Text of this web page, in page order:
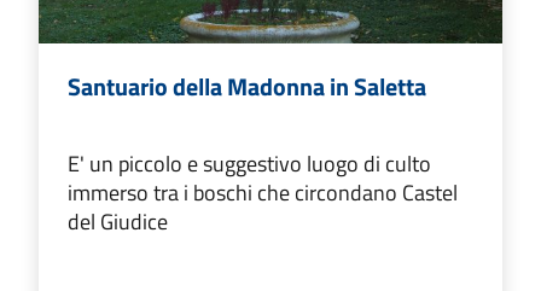
Santuario della Madonna in Saletta
E' un piccolo e suggestivo luogo di culto
immerso tra i boschi che circondano Castel
del Giudice